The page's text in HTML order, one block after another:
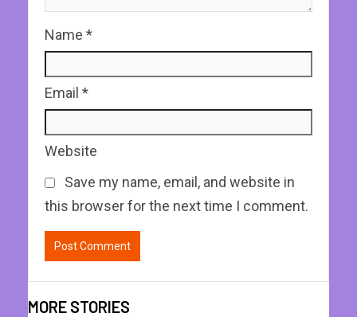
Name *
Email *
Website
Save my name, email, and website in
this browser for the next time I comment.
MORE STORIES